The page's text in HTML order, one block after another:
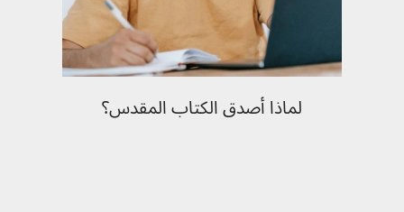
لماذا أصدق الكتاب المقدس؟